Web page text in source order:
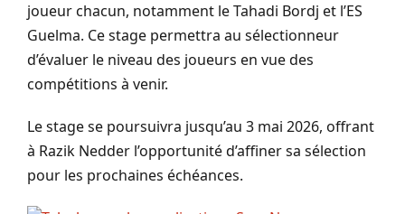
joueur chacun, notamment le Tahadi Bordj et l’ES
Guelma. Ce stage permettra au sélectionneur
d’évaluer le niveau des joueurs en vue des
compétitions à venir.
Le stage se poursuivra jusqu’au 3 mai 2026, offrant
à Razik Nedder l’opportunité d’affiner sa sélection
pour les prochaines échéances.